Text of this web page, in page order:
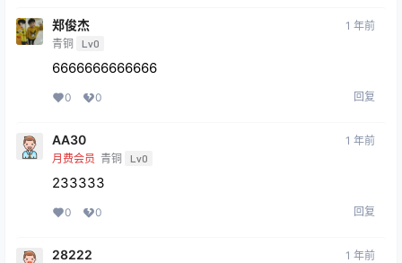
郑俊杰
青铜 Lv0
1 年前
6666666666666
0 0 回复
AA30
月费会员 青铜 Lv0
1 年前
233333
0 0 回复
28222 1 年前